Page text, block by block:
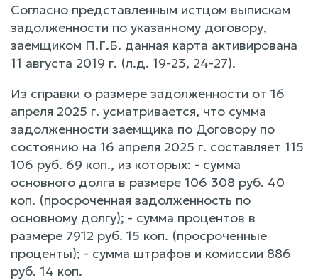
Согласно представленным истцом выпискам
задолженности по указанному договору,
заемщиком П.Г.Б. данная карта активирована
11 августа 2019 г. (л.д. 19-23, 24-27).
Из справки о размере задолженности от 16
апреля 2025 г. усматривается, что сумма
задолженности заемщика по Договору по
состоянию на 16 апреля 2025 г. составляет 115
106 руб. 69 коп., из которых: - сумма
основного долга в размере 106 308 руб. 40
коп. (просроченная задолженность по
основному долгу); - сумма процентов в
размере 7912 руб. 15 коп. (просроченные
проценты); - сумма штрафов и комиссии 886
руб. 14 коп.